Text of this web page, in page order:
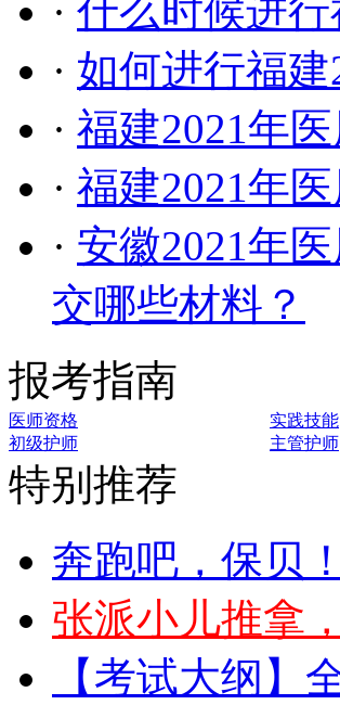
· 什么时候进
· 如何进行福
· 福建2021年
· 福建2021年
· 安徽2021年
交哪些材料？
报考指南
医师资格
实践技能
初级护师
主管护师
特别推荐
奔跑吧，保贝
张派小儿推拿
【考试大纲】